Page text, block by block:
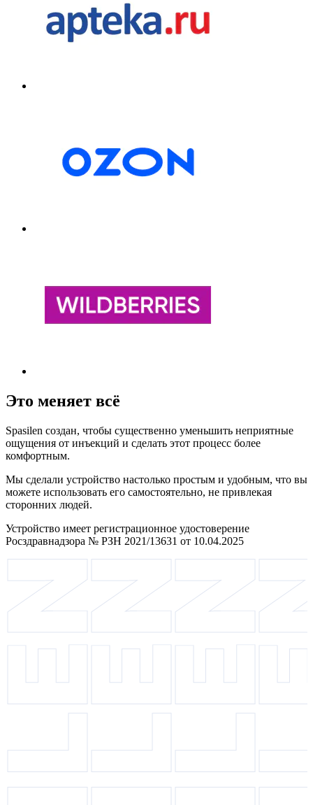
Это меняет всё
Spasilen создан, чтобы существенно уменьшить неприятные
ощущения от инъекций и сделать этот процесс более
комфортным.
Мы сделали устройство настолько простым и удобным, что вы
можете использовать его самостоятельно, не привлекая
сторонних людей.
Устройство имеет регистрационное удостоверение
Росздравнадзора № РЗН 2021/13631 от 10.04.2025